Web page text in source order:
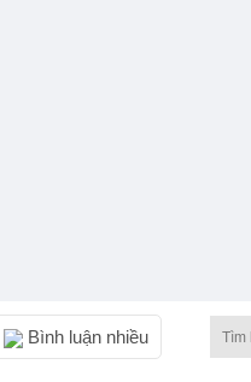
Bình luận nhiều